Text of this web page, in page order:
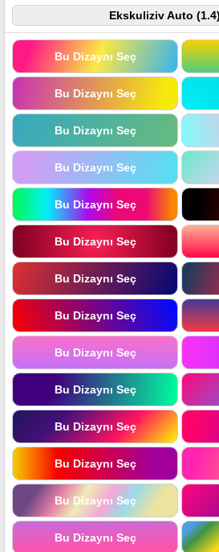
Ekskuliziv Auto
Bu Dizaynı Seç
Bu Dizaynı Seç
Bu Dizaynı Seç
Bu Dizaynı Seç
Bu Dizaynı Seç
Bu Dizaynı Seç
Bu Dizaynı Seç
Bu Dizaynı Seç
Bu Dizaynı Seç
Bu Dizaynı Seç
Bu Dizaynı Seç
Bu Dizaynı Seç
Bu Dizaynı Seç
Bu Dizaynı Seç